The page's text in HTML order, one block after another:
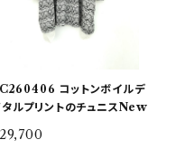
コットンボイルデ
タルプリントのチュニスNew